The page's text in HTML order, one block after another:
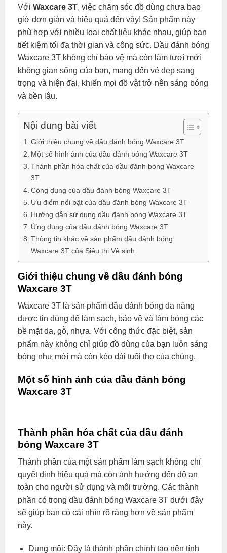
Với Waxcare 3T, việc chăm sóc đồ dùng chưa bao
giờ đơn giản và hiệu quả đến vậy! Sản phẩm này
phù hợp với nhiều loại chất liệu khác nhau, giúp bạn
tiết kiệm tối đa thời gian và công sức. Dầu đánh bóng
Waxcare 3T không chỉ bảo vệ mà còn làm tươi mới
không gian sống của bạn, mang đến vẻ đẹp sang
trọng và hiện đại, khiến mọi đồ vật trở nên sáng bóng
và bền lâu.
Nội dung bài viết
Giới thiệu chung về dầu đánh bóng Waxcare 3T
Một số hình ảnh của dầu đánh bóng Waxcare 3T
Thành phần hóa chất của dầu đánh bóng Waxcare
3T
Công dụng của dầu đánh bóng Waxcare 3T
Ưu điểm nổi bật của dầu đánh bóng Waxcare 3T
Hướng dẫn sử dụng dầu đánh bóng Waxcare 3T
Ứng dụng của dầu đánh bóng Waxcare 3T
Thông tin khác về sản phẩm dầu đánh bóng
Waxcare 3T của Siêu thị Vệ sinh
Giới thiệu chung về dầu đánh bóng
Waxcare 3T
Waxcare 3T là sản phẩm dầu đánh bóng đa năng
được tin dùng để làm sạch, bảo vệ và làm bóng các
bề mặt da, gỗ, nhựa. Với công thức đặc biệt, sản
phẩm này không chỉ giúp đồ dùng của bạn luôn sáng
bóng như mới mà còn kéo dài tuổi thọ của chúng.
Một số hình ảnh của dầu đánh bóng
Waxcare 3T
Thành phần hóa chất của dầu đánh
bóng Waxcare 3T
Thành phần của một sản phẩm làm sạch không chỉ
quyết định hiệu quả mà còn ảnh hưởng đến độ an
toàn cho người sử dụng và môi trường. Các thành
phần có trong dầu đánh bóng Waxcare 3T dưới đây
sẽ giúp bạn có cái nhìn rõ ràng hơn về sản phẩm
này.
Dung môi: Đây là thành phần chính tạo nên tính